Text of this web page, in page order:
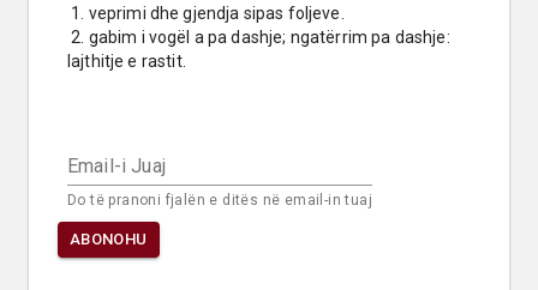
2. gabim i vogël a pa dashje; ngatërrim pa dashje:
lajthitje e rastit.
Email-i Juaj
Do të pranoni fjalën e ditës në email-in tuaj
ABONOHU